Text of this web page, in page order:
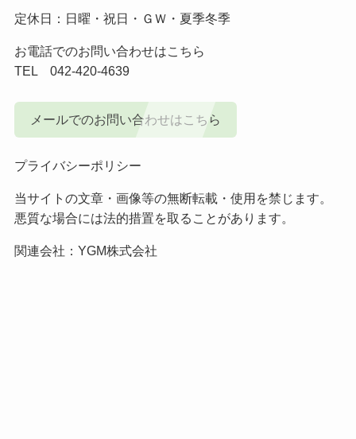
定休日：日曜・祝日・ＧＷ・夏季冬季
お電話でのお問い合わせはこちら
TEL
042-420-4639
メールでのお問い合わせはこちら
プライバシーポリシー
当サイトの文章・画像等の無断転載・使用を禁じます。
悪質な場合には法的措置を取ることがあります。
関連会社： YGM株式会社